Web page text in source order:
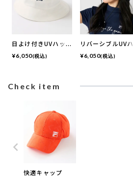
日よけ付きUVハッ
ト
¥6,050(税込)
リバーシブルUVハ
ット
¥6,050(税込)
Check item
快適キャップ